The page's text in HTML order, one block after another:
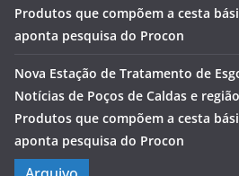
Produtos que compõem a cesta
aponta pesquisa do Procon
Nova Estação de Tratamento de
Notícias de Poços de Caldas e
Produtos que compõem a cesta
aponta pesquisa do Procon